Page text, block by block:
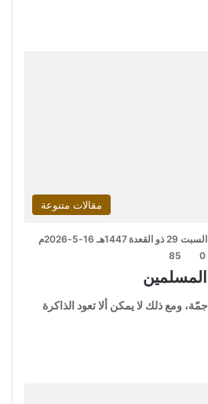
مقالات متنوعة
السبت 29 ذو القعدة 1447هـ 16-5-2026م
0
85
ومع ذلك لا يمكن ألا تعود الذاكرة